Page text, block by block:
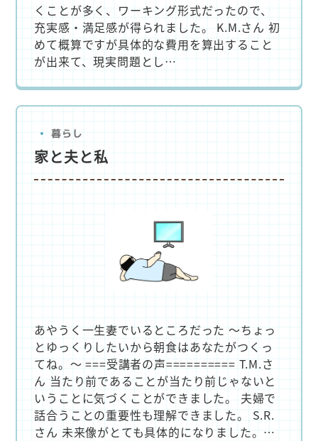
くことが多く、ワーキング形式だったので、
充実感・満足感が得られました。 K.M.さん 初
めて概算ですが具体的な費用を算出すること
が出来て、現実問題とし…
暮らし
家と夫と私
あやうく一生妻でいるところだった ～ちょっ
とゆっくりしたいから朝食はあなたがつくっ
てね。～ ===受講者の声========== T.M.さ
ん 当たり前であることが当たり前じゃないと
いうことに気づくことができました。 夫婦で
話合うことの重要性も理解できました。 S.R.
さん 未来像がとても具体的になりました。…